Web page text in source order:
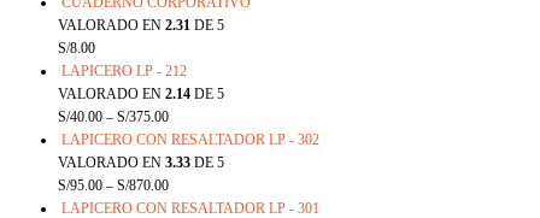
VALORADO EN 2.31 DE 5
S/8.00
LAPICERO LP - 212
VALORADO EN 2.14 DE 5
S/40.00 – S/375.00
LAPICERO CON RESALTADOR LP - 302
VALORADO EN 3.33 DE 5
S/95.00 – S/870.00
LAPICERO CON RESALTADOR LP - 301